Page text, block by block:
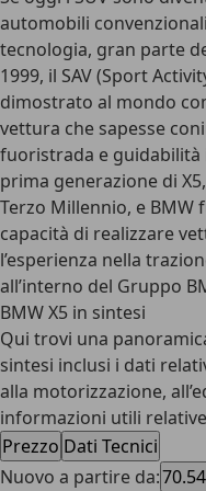
automobili
tecnologia, gran parte
1999, il SAV (Sport
dimostrato al mondo
vettura che sapesse
fuoristrada e guidabilità
prima generazione di
Terzo Millennio, e BMW
capacità di realizzare
l’esperienza nella
all’interno del Gruppo
BMW X5 in sintesi
Qui trovi una
sintesi inclusi i dati
alla motorizzazione,
informazioni utili
Prezzo Dati Tecnici
Nuovo a partire da: